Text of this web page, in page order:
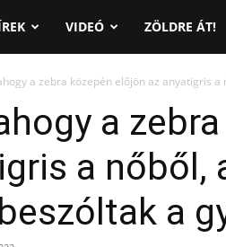
VIDEÓ ZÖLDRE ÁT!
a zebra közepén előjön az anyatigris a
a
a nőből,
a